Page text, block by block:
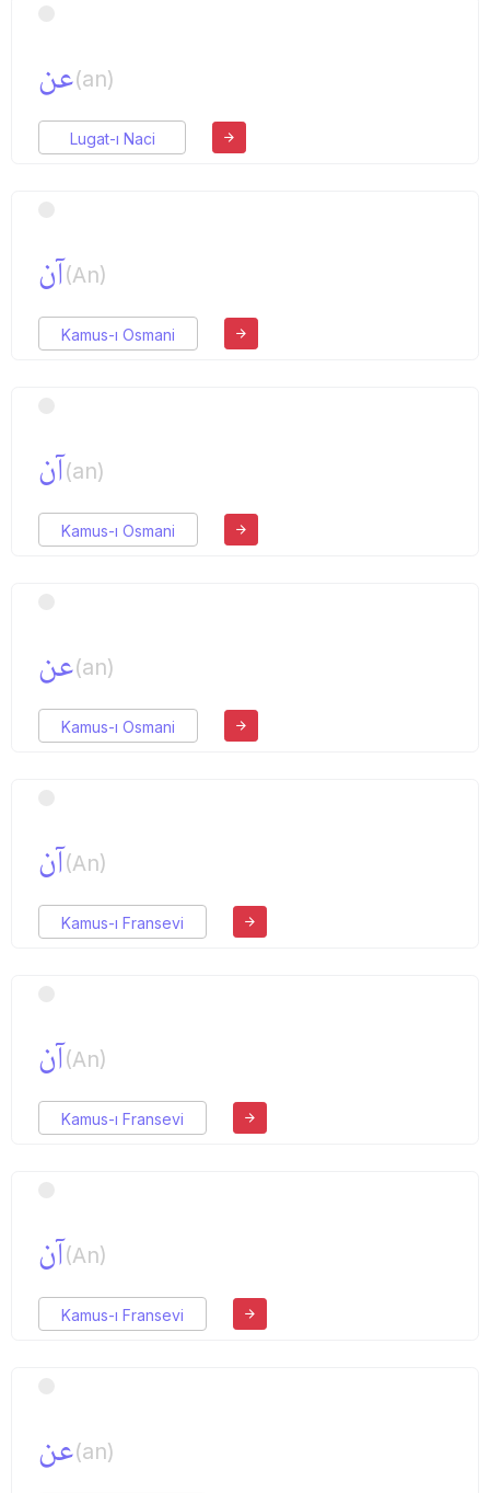
عن(an)
Lugat-ı Naci
آن(An)
Kamus-ı Osmani
آن(an)
Kamus-ı Osmani
عن(an)
Kamus-ı Osmani
آن(An)
Kamus-ı Fransevi
آن(An)
Kamus-ı Fransevi
آن(An)
Kamus-ı Fransevi
عن(an)